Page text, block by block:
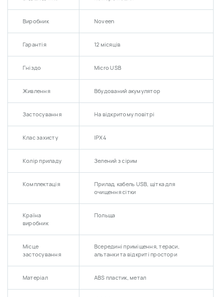
Виробник Noveen
Гарантія 12 місяців
Гніздо Micro USB
Живлення Вбудований акумулятор
Застосування На відкритому повітрі
Клас захисту IPХ4
Колір приладу Зелений з сірим
Комплектація
Прилад, кабель USB, щітка для
очищення сітки
Країна
виробник
Польща
Місце
застосування
Всередині приміщення, тераси,
альтанки та відкриті простори
Матеріал ABS пластик, метал